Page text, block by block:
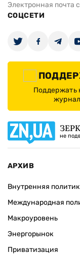
Электронная почта
СОЦСЕТИ
не
АРХИВ
Внутренняя
Международная
Макроуровень
Энергорынок
Приватизация